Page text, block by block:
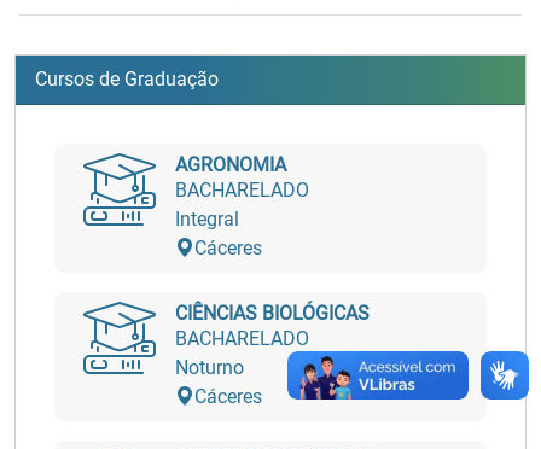
Cursos de Graduação
AGRONOMIA
BACHARELADO
Integral
Cáceres
CIÊNCIAS BIOLÓGICAS
BACHARELADO
Noturno
Cáceres